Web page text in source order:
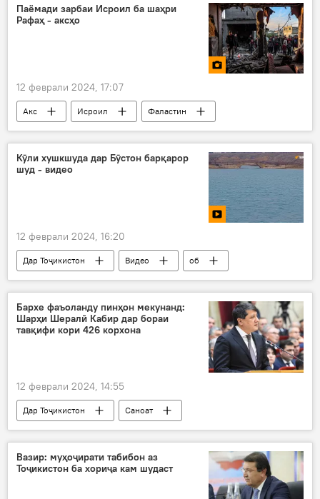
Паёмади зарбаи Исроил ба шаҳри
Рафаҳ - аксҳо
12 феврали 2024, 17:07
Акс Исроил
Фаластин
навори Ғазза
хароба
Кӯли хушкшуда дар Бӯстон барқарор
шуд - видео
12 феврали 2024, 16:20
Дар Тоҷикистон Видео
об
хушксолӣ
Бӯстон
Суғд
табиат
кӯлҳо
Бархе фаъоланду пинҳон мекунанд:
Шарҳи Шералӣ Кабир дар бораи
тавқифи кори 426 корхона
12 феврали 2024, 14:55
Дар Тоҷикистон
Саноат
корхонаи либосбарорӣ
кор
Шералӣ Кабир
Вазир: муҳоҷирати табибон аз
Тоҷикистон ба хориҷа кам шудаст